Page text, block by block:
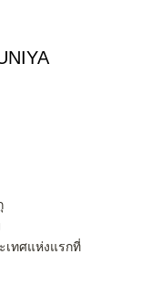
เทศแห่งแรกที่